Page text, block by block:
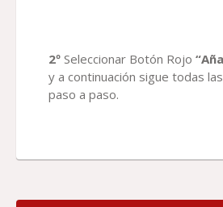
2º Seleccionar Botón Rojo
y a continuación sigue todas
paso a paso.